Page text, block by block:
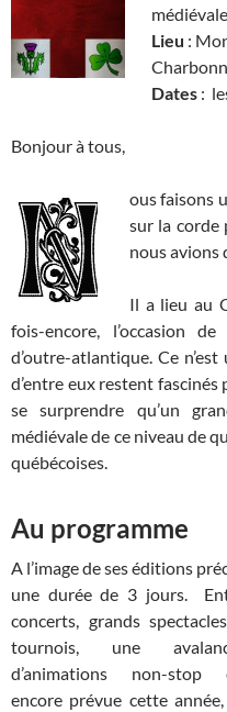
médiévale
Lieu :
Dates :
Bonjour à tous,
ous faisons
sur la corde
nous avions
Il a lieu au
fois-encore, l’occasion
d’outre-atlantique. Ce
d’entre eux restent
se surprendre qu’un
médiévale de ce niveau de
québécoises.
Au programme
A l’image de ses éditions
une durée de 3 jours.
concerts, grands
tournois, une
d’animations non-stop
encore prévue cette